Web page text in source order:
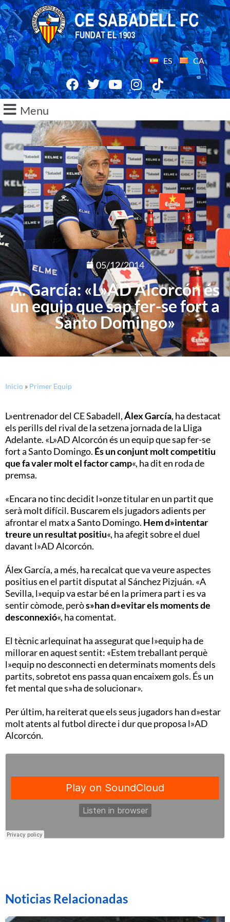
ES CA
Menu
05/12/2014
A. García: «L»AD Alcorcón és
un equip que sap fer-se fort a
Santo Domingo»
Inicio » Primer Equip
L»entrenador del CE Sabadell,Álex García, ha destacat
els perills del rival de la setzena jornada de la Lliga
Adelante. «L»AD Alcorcón és un equip que sap fer-se
fort a Santo Domingo. És un conjunt molt competitiu
que fa valer molt el factor camp«, ha dit en roda de
premsa.
«Encara no tinc decidit l»onze titular en un partit que
serà molt difícil. Buscarem els jugadors adients per
afrontar el matx a Santo Domingo. Hem d»intentar
treure un resultat positiu«, ha afegit sobre el duel
davant l»AD Alcorcón.
Álex García, a més, ha recalcat que va veure aspectes
positius en el partit disputat al Sánchez Pizjuán. «A
Sevilla, l»equip va estar bé en la primera part i es va
sentir còmode, peròs»han d»evitar els moments de
desconnexió«, ha comentat.
El tècnic arlequinat ha assegurat que l»equip ha de
millorar en aquest sentit: «Estem treballant perquè
l»equip no desconnecti en determinats moments dels
partits, sobretot ens passa quan encaixem gols. És un
fet mental que s»ha de solucionar».
Per últim, ha reiterat que els seus jugadors han d»estar
molt atents al futbol directe i dur que proposa l»AD
Alcorcón.
Noticias Relacionadas